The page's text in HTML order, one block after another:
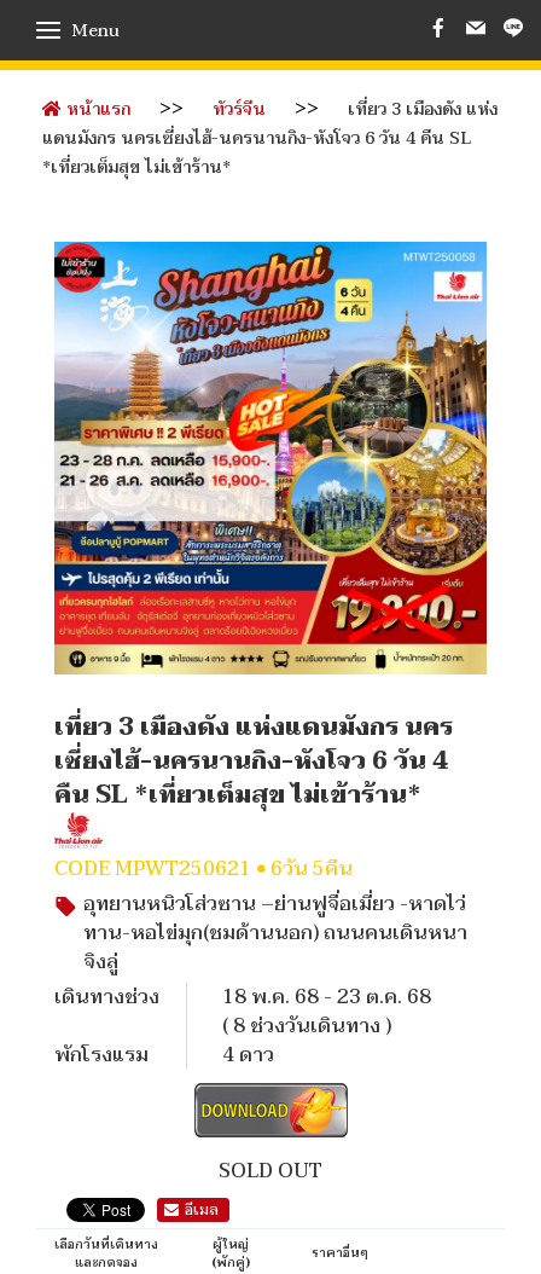
Menu
หน้าแรก ทัวร์จีน
เที่ยว 3 เมืองดัง แห่ง
แดนมังกร นครเซี่ยงไฮ้-นครนานกิง-หังโจว 6 วัน 4 คืน SL
*เที่ยวเต็มสุข ไม่เข้าร้าน*
เที่ยว 3 เมืองดัง แห่งแดนมังกร นคร
เซี่ยงไฮ้-นครนานกิง-หังโจว 6 วัน 4
คืน SL *เที่ยวเต็มสุข ไม่เข้าร้าน*
CODEMPWT250621
6วัน 5คืน
อุทยานหนิวโส่วซาน –ย่านฟูจื่อเมี่ยว -หาดไว่
ทาน-หอไข่มุก(ชมด้านนอก) ถนนคนเดินหนา
จิงลู่
เดินทางช่วง
18 พ.ค. 68 - 23 ต.ค. 68
( 8 ช่วงวันเดินทาง )
พักโรงแรม
4ดาว
ดาวน์โหลด
SOLD OUT
อีเมล
เลือกวันที่เดินทาง
และกดจอง
ผู้ใหญ่
(พักคู่)
ราคาอื่นๆ